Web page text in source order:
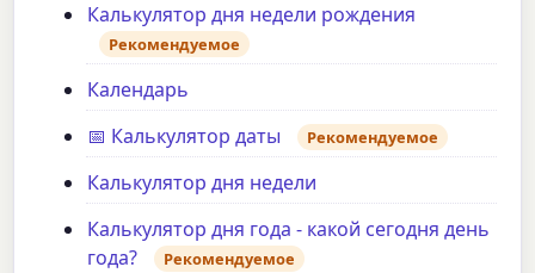
Калькулятор дня недели рождения
Рекомендуемое
Календарь
📅 Калькулятор даты
Рекомендуемое
Калькулятор дня недели
Калькулятор дня года - какой сегодня день
года?
Рекомендуемое